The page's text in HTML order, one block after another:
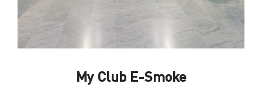
My Club E-Smoke